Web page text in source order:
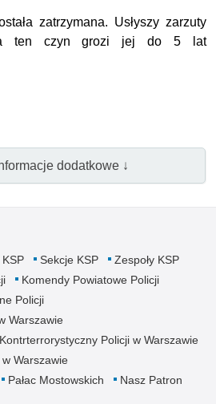
zatrzymana. Usłyszy zarzuty
ten czyn grozi jej do 5 lat
dodatkowe ↓
KSP Sekcje KSP
Zespoły KSP
Komendy Powiatowe Policji
Policji
Warszawie
Policji w Warszawie
Warszawie
Pałac Mostowskich Nasz Patron